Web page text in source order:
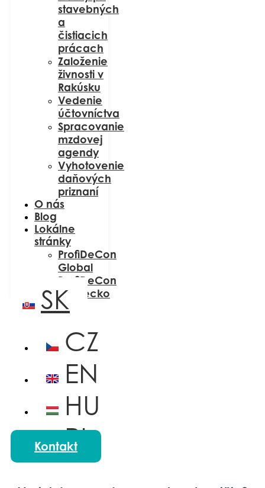
stavebných
a
čistiacich
prácach
Založenie
živnosti v
Rakúsku
Vedenie
účtovníctva
Spracovanie
mzdovej
agendy
Vyhotovenie
daňových
priznaní
O nás
Blog
Lokálne
stránky
ProfiDeCon
Global
ProfiDeCon
Nemecko
SK
CZ
EN
HU
PL
Kontakt